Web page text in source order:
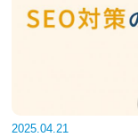
2025.04.21